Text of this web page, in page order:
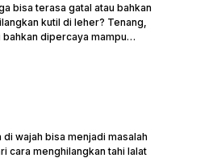
bisa terasa gatal atau bahkan
kutil di leher? Tenang,
dipercaya mampu
wajah bisa menjadi masalah
cara menghilangkan tahi lalat